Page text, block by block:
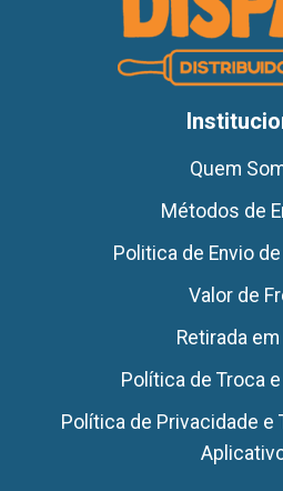
Quem
Métodos de
Politica de Envio
Valor de
Retirada
Política de Troca
Política de Privacidade e